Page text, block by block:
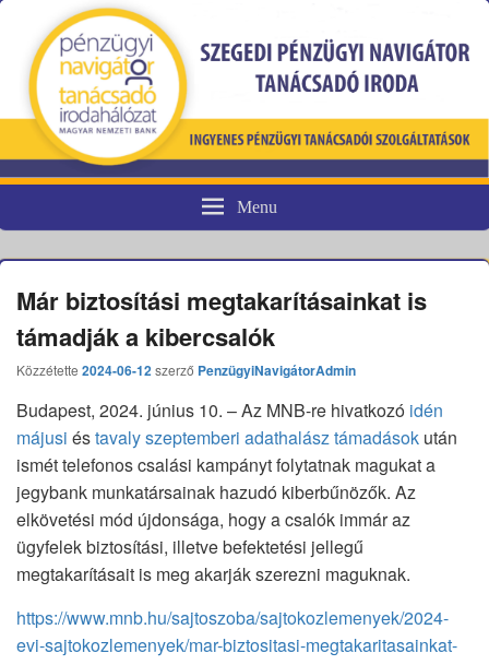
Pénzügyi fogyasztóvédelem
Menu
Már biztosítási megtakarításainkat is
támadják a kibercsalók
Közzétette 2024-06-12szerző PenzügyiNavigátorAdmin
Budapest, 2024. június 10. – Az MNB-re hivatkozó idén
májusi éstavaly szeptemberi adathalász támadások után
ismét telefonos csalási kampányt folytatnak magukat a
jegybank munkatársainak hazudó kiberbűnözők. Az
elkövetési mód újdonsága, hogy a csalók immár az
ügyfelek biztosítási, illetve befektetési jellegű
megtakarításait is meg akarják szerezni maguknak.
https://www.mnb.hu/sajtoszoba/sajtokozlemenyek/2024-
evi-sajtokozlemenyek/mar-biztositasi-megtakaritasainkat-